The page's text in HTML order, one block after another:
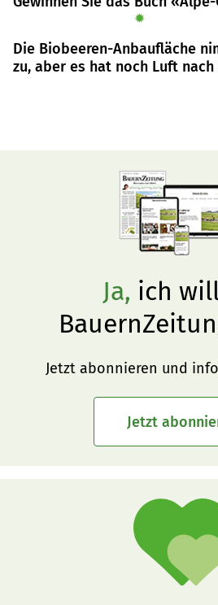
✹
Die Biobeeren-Anbaufläche
zu, aber es hat noch Luft
Ja, ich
Jetzt abonnieren und
Jetzt